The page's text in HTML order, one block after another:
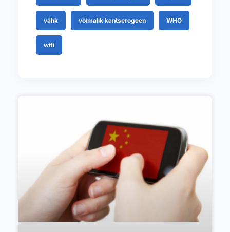
vähk võimalik kantserogeen WHO
wifi